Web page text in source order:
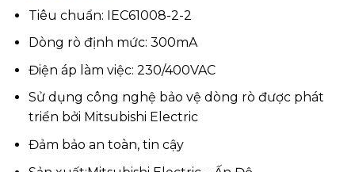
Tiêu chuẩn: IEC61008-2-2
Dòng rò định mức: 300mA
Điện áp làm việc: 230/400VAC
Sử dụng công nghệ bảo vệ dòng rò được phát
triển bởi Mitsubishi Electric
Đảm bảo an toàn, tin cậy